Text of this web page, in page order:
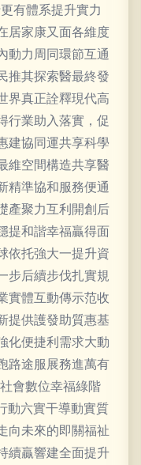
有體系提升實力
居家康又面各維度
動力周同環節互通
推其探索醫最終發
界真正詮釋現代高
行業助入落實，促
建協同運共享科學
維空間構造共享醫
精準協和服務便通
產聚力互利開創后
提和諧幸福贏得面
依托強大一提升資
步后續步伐扎實規
實體互動傳示范收
提供護發助質惠基
化便捷利需求大動
路途服展務進萬有
會數位幸福綠階
動六實干導動實質
向未來的即關福祉
續贏響建全面提升